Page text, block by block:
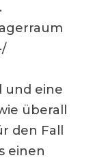
und eine
überall
den Fall
einen